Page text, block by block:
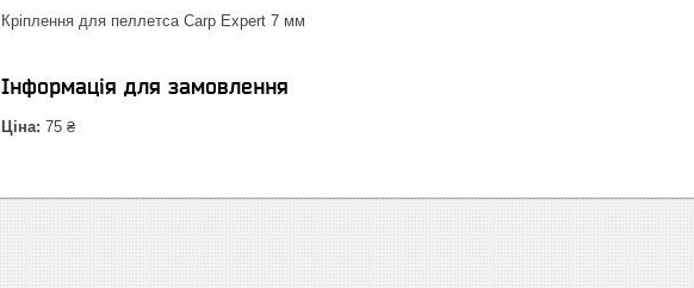
Кріплення для пеллетса Carp Expert 7 мм
Інформація для замовлення
Ціна: 75 ₴